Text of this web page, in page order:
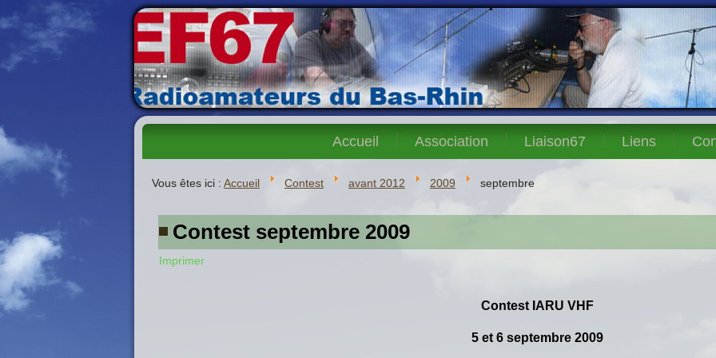
Accueil Association Liaison67 Liens
Vous êtes ici : Accueil Contest avant 2012 2009 septembre
Contest septembre 2009
Imprimer
ContestIARU VHF
5 et 6 septembre 2009